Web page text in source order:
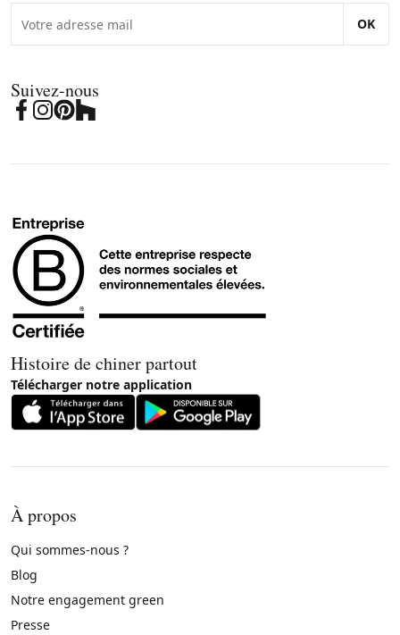
OK
Suivez-nous
Histoire de chiner partout
Télécharger notre application
À propos
Qui sommes-nous ?
Blog
Notre engagement green
Presse